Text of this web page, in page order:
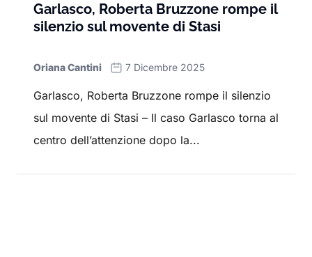
Garlasco, Roberta Bruzzone rompe il
silenzio sul movente di Stasi
Oriana Cantini 7 Dicembre 2025
Garlasco, Roberta Bruzzone rompe il silenzio
sul movente di Stasi – Il caso Garlasco torna al
centro dell’attenzione dopo la...